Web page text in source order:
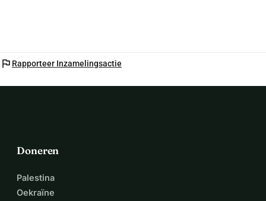
flag Rapporteer Inzamelingsactie
Doneren
Palestina
Oekraïne